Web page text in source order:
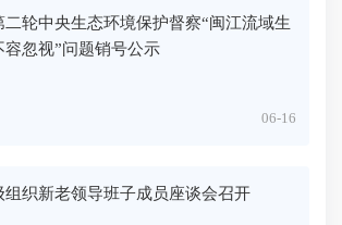
二轮中央生态环境保护督察“闽江流域生
容忽视”问题销号公示
06-16
组织新老领导班子成员座谈会召开